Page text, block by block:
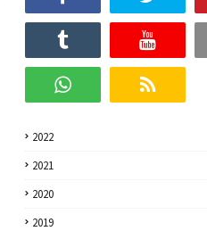
2022
2021
2020
2019